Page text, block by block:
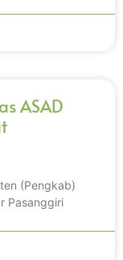
ASAD
(Pengkab)
Pasanggiri